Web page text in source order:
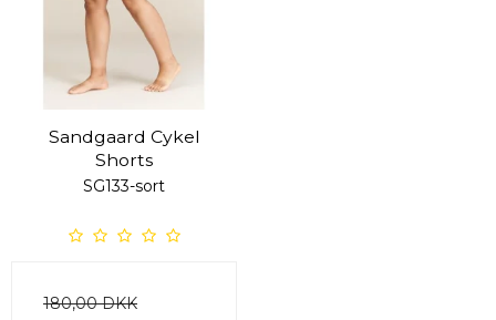
Sandgaard Cykel
Shorts
SG133-sort
180,00 DKK